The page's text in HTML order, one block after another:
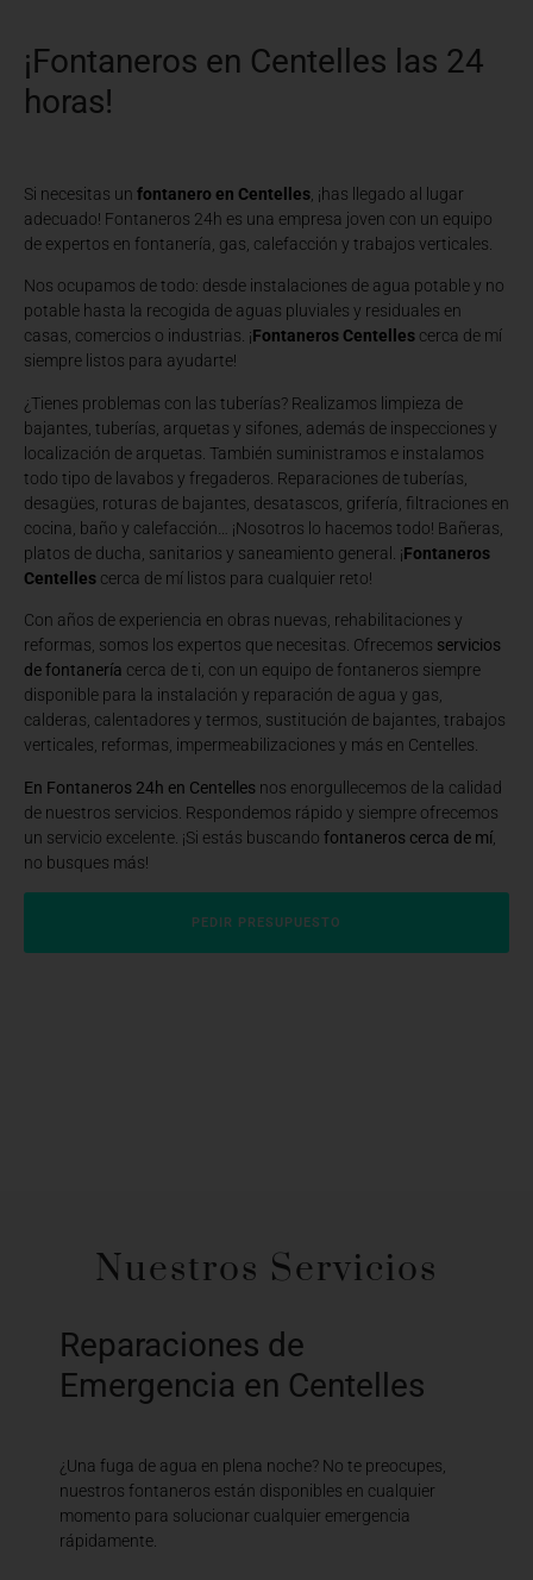
¡Fontaneros en Centelles las 24
horas!
Si necesitas un fontanero en Centelles , ¡has llegado al lugar
adecuado! Fontaneros 24h es una empresa joven con un equipo
de expertos en fontanería, gas, calefacción y trabajos verticales.
Nos ocupamos de todo: desde instalaciones de agua potable y no
potable hasta la recogida de aguas pluviales y residuales en
casas, comercios o industrias. ¡Fontaneros Centelles cerca de mí
siempre listos para ayudarte!
¿Tienes problemas con las tuberías? Realizamos limpieza de
bajantes, tuberías, arquetas y sifones, además de inspecciones y
localización de arquetas. También suministramos e instalamos
todo tipo de lavabos y fregaderos. Reparaciones de tuberías,
desagües, roturas de bajantes, desatascos, grifería, filtraciones en
cocina, baño y calefacción… ¡Nosotros lo hacemos todo! Bañeras,
platos de ducha, sanitarios y saneamiento general. ¡Fontaneros
Centelles cerca de mí listos para cualquier reto!
Con años de experiencia en obras nuevas, rehabilitaciones y
reformas, somos los expertos que necesitas. Ofrecemos servicios
de fontanería cerca de ti, con un equipo de fontaneros siempre
disponible para la instalación y reparación de agua y gas,
calderas, calentadores y termos, sustitución de bajantes, trabajos
verticales, reformas, impermeabilizaciones y más en Centelles.
En Fontaneros 24h en Centelles nos enorgullecemos de la calidad
de nuestros servicios. Respondemos rápido y siempre ofrecemos
un servicio excelente. ¡Si estás buscando fontaneros cerca de mí
no busques más!
PEDIR PRESUPUESTO
Nuestros Servicios
Reparaciones de
Emergencia en Centelles
¿Una fuga de agua en plena noche? No te preocupes,
nuestros fontaneros están disponibles en cualquier
momento para solucionar cualquier emergencia
rápidamente.